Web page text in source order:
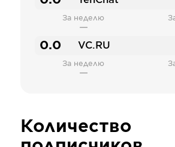
За неделю
—
0.0 VC.RU
За неделю
—
Количество